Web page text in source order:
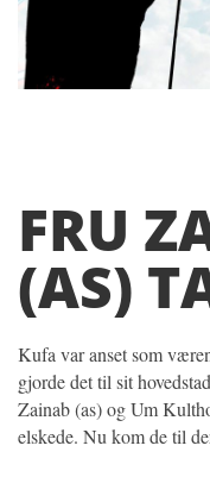
FRU
(AS)
Kufa var anset som
gjorde det til sit
Zainab (as) og Um
elskede. Nu kom de til